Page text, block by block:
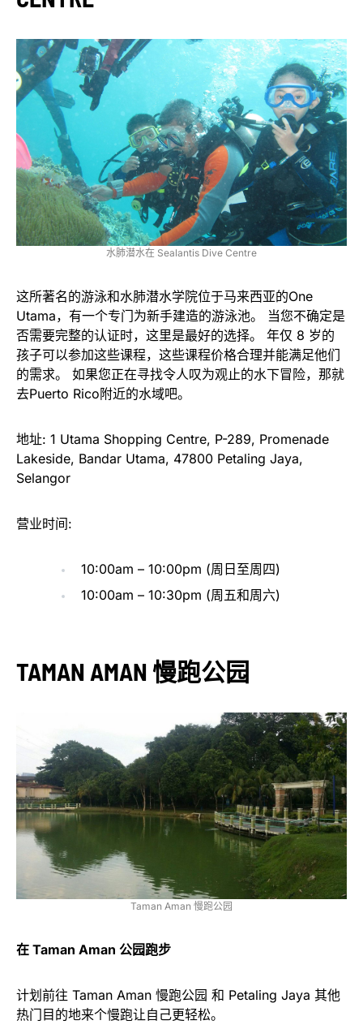
水肺潜水在 Sealantis Dive Centre
这所著名的游泳和水肺潜水学院位于马来西亚的One
Utama，有一个专门为新手建造的游泳池。 当您不确定是
否需要完整的认证时，这里是最好的选择。 年仅 8 岁的
孩子可以参加这些课程，这些课程价格合理并能满足他们
的需求。 如果您正在寻找令人叹为观止的水下冒险，那就
去Puerto Rico附近的水域吧。
地址: 1 Utama Shopping Centre, P-289, Promenade
Lakeside, Bandar Utama, 47800 Petaling Jaya,
Selangor
营业时间:
10:00am – 10:00pm (周日至周四)
10:00am – 10:30pm (周五和周六)
TAMAN AMAN 慢跑公园
Taman Aman 慢跑公园
在 Taman Aman 公园跑步
计划前往 Taman Aman 慢跑公园 和 Petaling Jaya 其他
热门目的地来个慢跑让自己更轻松。